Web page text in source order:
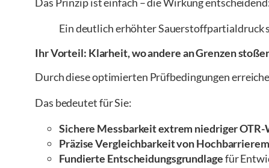
Ein deutlich erhöhter Sauerstoffpartialdruck
Ihr Vorteil: Klarheit, wo andere an Grenzen
Durch diese optimierten Prüfbedingungen
Das bedeutet für Sie:
Sichere Messbarkeit extrem niedriger
Präzise Vergleichbarkeit von
Fundierte Entscheidungsgrundlagefür